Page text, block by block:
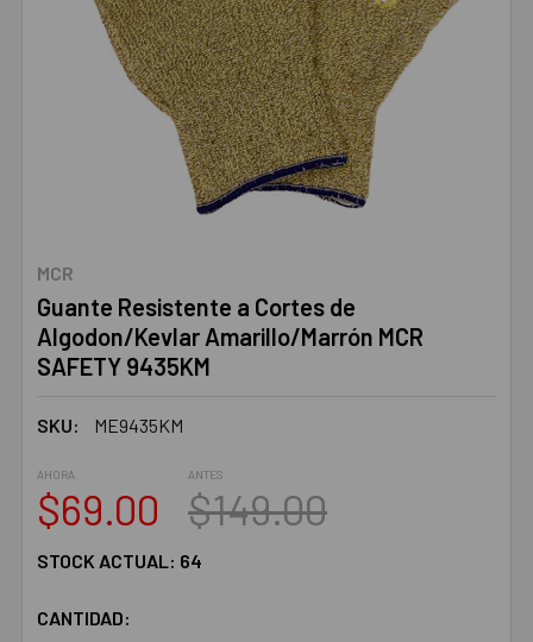
MCR
Guante Resistente a Cortes de
Algodon/Kevlar Amarillo/Marrón MCR
SAFETY 9435KM
SKU: ME9435KM
AHORA
$69.00
ANTES
$149.00
STOCK ACTUAL: 64
CANTIDAD: